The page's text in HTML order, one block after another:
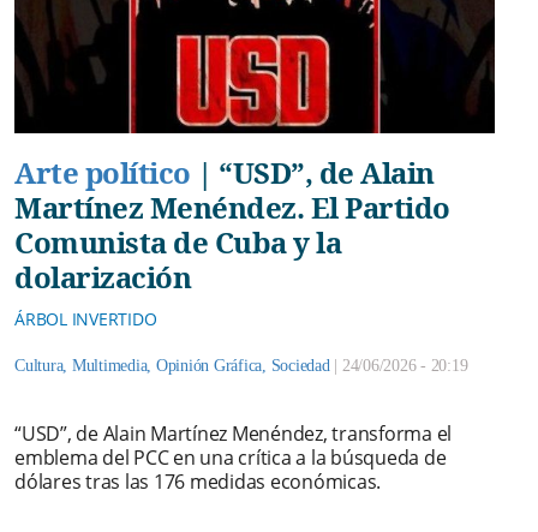
Arte político | “USD”, de Alain
Martínez Menéndez. El Partido
Comunista de Cuba y la
dolarización
ÁRBOL INVERTIDO
Cultura, Multimedia, Opinión Gráfica Sociedad | 24/06/2026 - 20:19
“USD”, de Alain Martínez Menéndez, transforma el
emblema del PCC en una crítica a la búsqueda de
dólares tras las 176 medidas económicas.